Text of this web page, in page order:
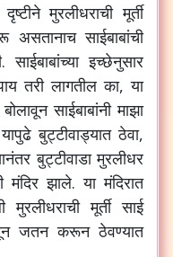
मुरलीधराची मूर्ती
साईबाबांची
इच्छेनुसार
तरी लागतील का, या
साईबाबांनी माझा
बुट्टीवाड्यात ठेवा,
बुट्टीवाडा मुरलीधर
मंदिर झाले. या मंदिरात
मूर्ती साई
जतन करून ठेवण्यात